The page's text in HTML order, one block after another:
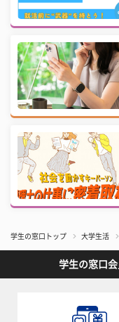
学生の窓口トップ 大学生活
学生の窓口